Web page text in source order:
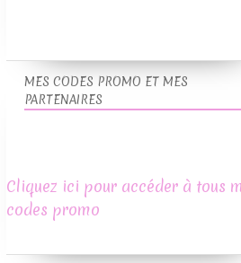
MES CODES PROMO ET MES
PARTENAIRES
Cliquez ici pour accéder à tous
codes promo